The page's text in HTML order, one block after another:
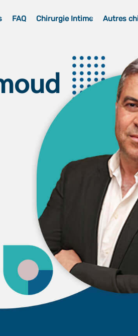
FAQ Chirurgie Intime Autres